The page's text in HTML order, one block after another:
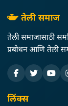
तेली समाज
तेली समाजासाठी
प्रबोधन आणि तेली
लिंक्स